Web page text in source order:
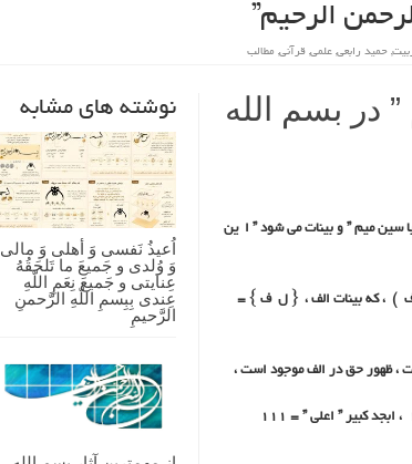
الرحیم”
,حمید رابعی,علمی,قرآنی, مطالب
نوشته های مشابه
اُعیذُ نَفسی وَ أهلی وَ مالی
وَ وُلدی و جَمیعَ ما تَلحَقُهُ
عِنایتی و جَمیعَ نِعَمِ اللّهِ
عِندی بِبِسمِ اللّهِ الرَّحمنِ
الرَّحیمِ
در بسم الله
سین میم ” و بینات می شود ” ا ین
ف ) ، که بینات الف ، { ل ف } =